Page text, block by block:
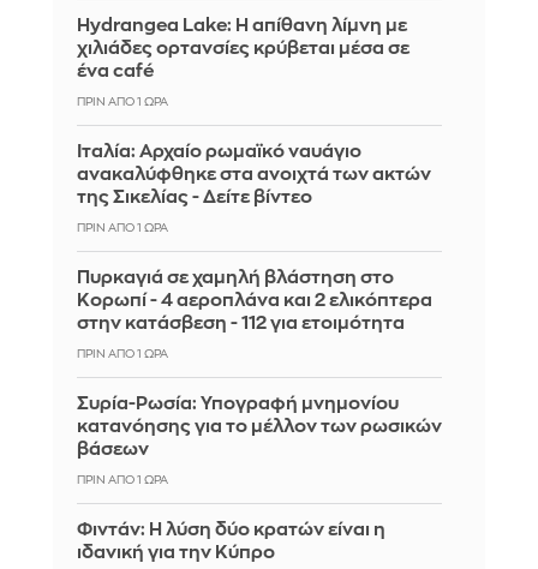
Hydrangea Lake: Η απίθανη λίμνη με
χιλιάδες ορτανσίες κρύβεται μέσα σε
ένα café
ΠΡΙΝ ΑΠΌ 1 ΏΡΑ
Ιταλία: Αρχαίο ρωμαϊκό ναυάγιο
ανακαλύφθηκε στα ανοιχτά των ακτών
της Σικελίας - Δείτε βίντεο
ΠΡΙΝ ΑΠΌ 1 ΏΡΑ
Πυρκαγιά σε χαμηλή βλάστηση στο
Κορωπί - 4 αεροπλάνα και 2 ελικόπτερα
στην κατάσβεση - 112 για ετοιμότητα
ΠΡΙΝ ΑΠΌ 1 ΏΡΑ
Συρία-Ρωσία: Υπογραφή μνημονίου
κατανόησης για το μέλλον των ρωσικών
βάσεων
ΠΡΙΝ ΑΠΌ 1 ΏΡΑ
Φιντάν: Η λύση δύο κρατών είναι η
ιδανική για την Κύπρο